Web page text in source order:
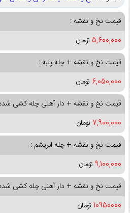
قیمت نخ و نقشه :
5,600,000 تومان
قیمت نخ و نقشه + چله پنبه :
6,050,000 تومان
قیمت نخ و نقشه + دار آهنی چله کشی شده
7,900,000 تومان
قیمت نخ و نقشه + چله ابریشم :
9,100,000 تومان
قیمت نخ و نقشه + دار آهنی چله کشی شده
10950000 تومان